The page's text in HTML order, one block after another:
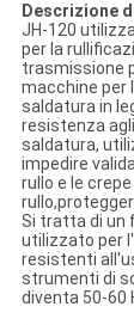
Descrizione
JH-120
per la
trasmissione
macchine per
saldatura in
resistenza
saldatura,
impedire
rullo e le
Si tratta di un
utilizzato per
resistenti
strumenti di
diventa 50-60